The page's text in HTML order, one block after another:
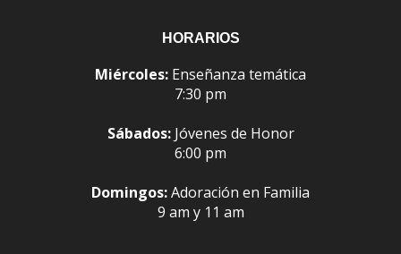
HORARIOS
Miércoles: Enseñanza temática
7:30 pm
Sábados:Jóvenes de Honor
6:00 pm
Domingos:Adoración en Familia
9 am y 11 am